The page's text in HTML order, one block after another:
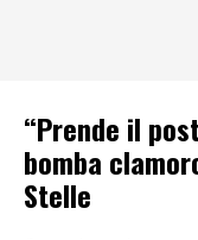
“Prende il
bomba
Stelle